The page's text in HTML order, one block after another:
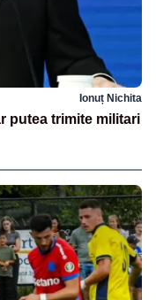
Ionuț Nichita
putea trimite militari